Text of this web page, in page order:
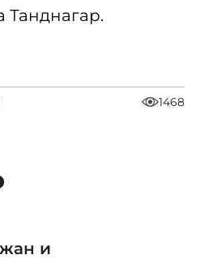
Танднагар.
1468
и